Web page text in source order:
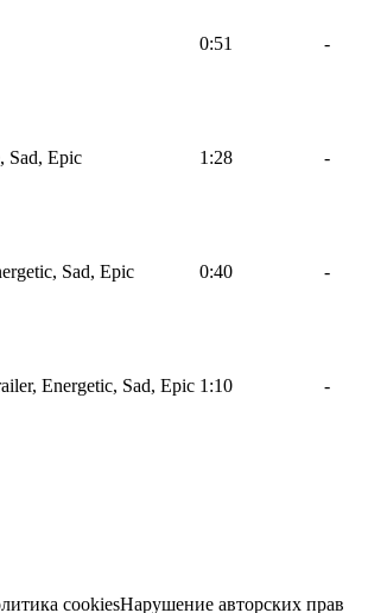
0:51 -
Sad, Epic 1:28 -
Sad, Epic 0:40 -
Energetic, Sad, Epic 1:10 -
cookiesНарушение авторских прав